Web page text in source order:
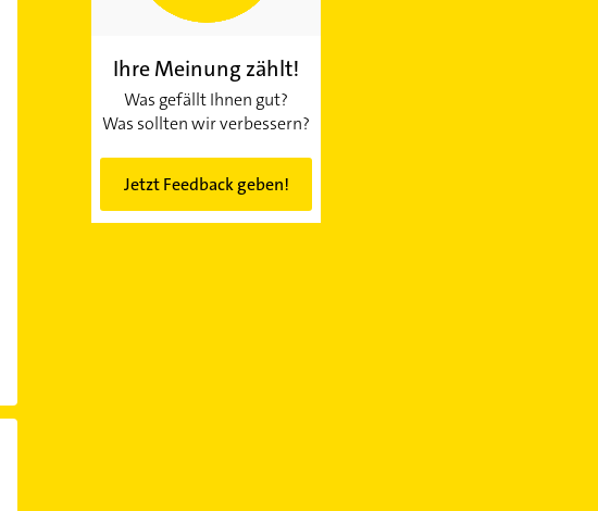
Ihre Meinung zählt!
Was gefällt Ihnen gut?
Was sollten wir verbessern?
Jetzt Feedback geben!